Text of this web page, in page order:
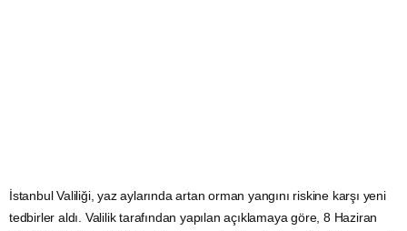
İstanbul Valiliği, yaz aylarında artan orman yangını riskine karşı yeni
tedbirler aldı. Valilik tarafından yapılan açıklamaya göre, 8 Haziran